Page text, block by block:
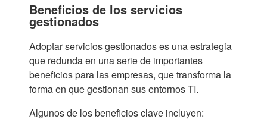
Beneficios de los servicios
gestionados
Adoptar servicios gestionados es una estrategia
que redunda en una serie de importantes
beneficios para las empresas, que transforma la
forma en que gestionan sus entornos TI.
Algunos de los beneficios clave incluyen: